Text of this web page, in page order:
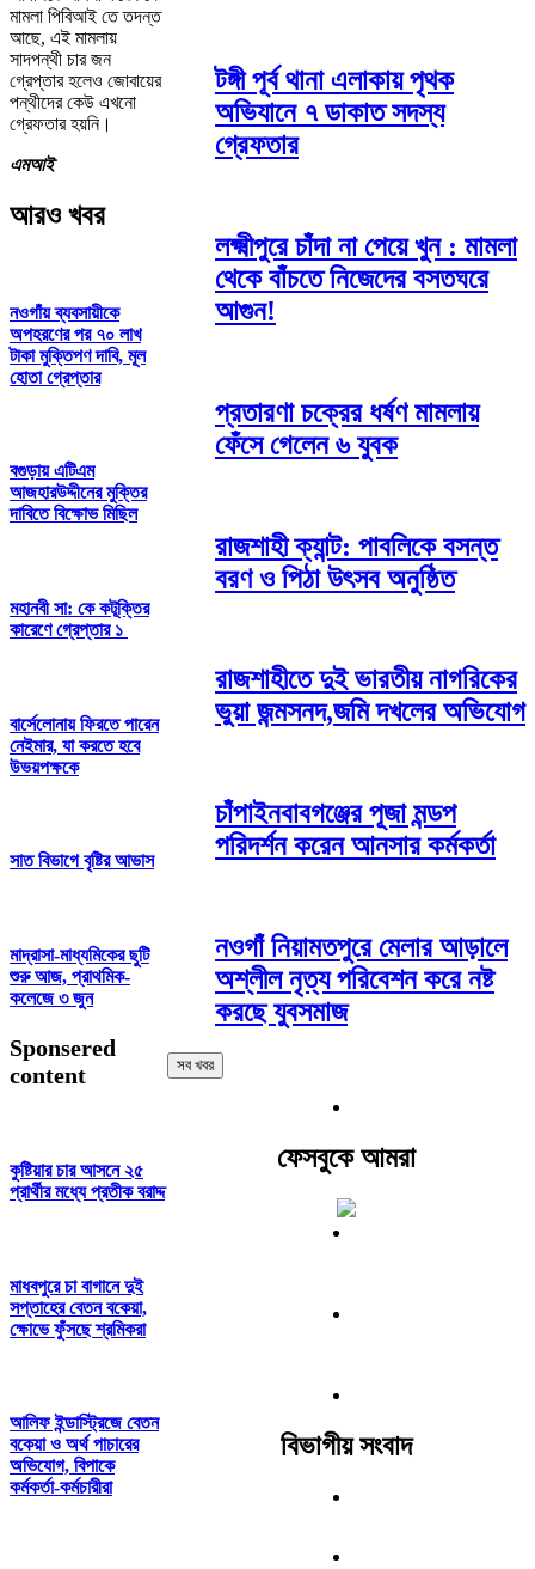
মামলা পিবিআই তে তদন্ত
আছে, এই মামলায়
সাদপন্থী চার জন
গ্রেপ্তার হলেও জোবায়ের
পন্থীদের কেউ এখনো
গ্রেফতার হয়নি।
এমআই
আরও খবর
নওগাঁয় ব্যবসায়ীকে
অপহরণের পর ৭০ লাখ
টাকা মুক্তিপণ দাবি, মূল
হোতা গ্রেপ্তার
বগুড়ায় এটিএম
আজহারউদ্দীনের মুক্তির
দাবিতে বিক্ষোভ মিছিল
মহানবী সা: কে কটূক্তির
কারেণে গ্রেপ্তার ১
বার্সেলোনায় ফিরতে পারেন
নেইমার, যা করতে হবে
উভয়পক্ষকে
সাত বিভাগে বৃষ্টির আভাস
মাদ্রাসা-মাধ্যমিকের ছুটি
শুরু আজ, প্রাথমিক-
কলেজে ৩ জুন
Sponsered
content
কুষ্টিয়ার চার আসনে ২৫
প্রার্থীর মধ্যে প্রতীক বরাদ্দ
মাধবপুরে চা বাগানে দুই
সপ্তাহের বেতন বকেয়া,
ক্ষোভে ফুঁসছে শ্রমিকরা
আলিফ ইন্ডাস্ট্রিজে বেতন
বকেয়া ও অর্থ পাচারের
অভিযোগ, বিপাকে
কর্মকর্তা-কর্মচারীরা
টঙ্গী পূর্ব থানা এলাকায় পৃথক
অভিযানে ৭ ডাকাত সদস্য
গ্রেফতার
লক্ষ্মীপুরে চাঁদা না পেয়ে খুন : মামলা
থেকে বাঁচতে নিজেদের বসতঘরে
আগুন!
প্রতারণা চক্রের ধর্ষণ মামলায়
ফেঁসে গেলেন ৬ যুবক
রাজশাহী ক্যান্ট: পাবলিকে বসন্ত
বরণ ও পিঠা উৎসব অনুষ্ঠিত
রাজশাহীতে দুই ভারতীয় নাগরিকের
ভুয়া জন্মসনদ,জমি দখলের অভিযোগ
চাঁপাইনবাবগঞ্জের পূজা মন্ডপ
পরিদর্শন করেন আনসার কর্মকর্তা
নওগাঁ নিয়ামতপুরে মেলার আড়ালে
অশ্লীল নৃত্য পরিবেশন করে নষ্ট
করছে যুবসমাজ
সব খবর
ফেসবুকে আমরা
বিভাগীয় সংবাদ